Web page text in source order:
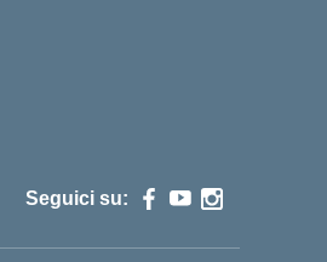
Seguici su: